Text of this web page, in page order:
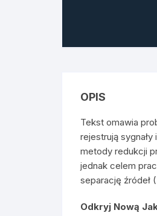
OPIS
Tekst omawia
rejestrują
metody redukcji
jednak celem
separację źródeł
Odkryj Nową